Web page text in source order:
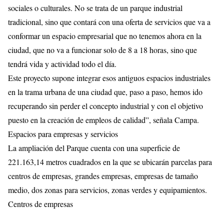
sociales o culturales. No se trata de un parque industrial
tradicional, sino que contará con una oferta de servicios que va a
conformar un espacio empresarial que no tenemos ahora en la
ciudad, que no va a funcionar solo de 8 a 18 horas, sino que
tendrá vida y actividad todo el día.
Este proyecto supone integrar esos antiguos espacios industriales
en la trama urbana de una ciudad que, paso a paso, hemos ido
recuperando sin perder el concepto industrial y con el objetivo
puesto en la creación de empleos de calidad”, señala Campa.
Espacios para empresas y servicios
La ampliación del Parque cuenta con una superficie de
221.163,14 metros cuadrados en la que se ubicarán parcelas para
centros de empresas, grandes empresas, empresas de tamaño
medio, dos zonas para servicios, zonas verdes y equipamientos.
Centros de empresas